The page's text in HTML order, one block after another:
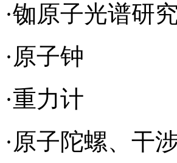
·铷原子光谱研
·原子钟
·重力计
·原子陀螺、干